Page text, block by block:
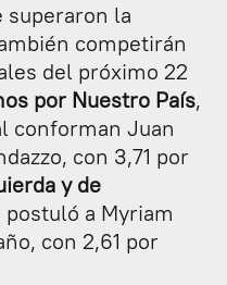
superaron la
competirán
del próximo 22
por Nuestro País,
conforman Juan
con 3,71 por
y de
postuló a Myriam
con 2,61 por